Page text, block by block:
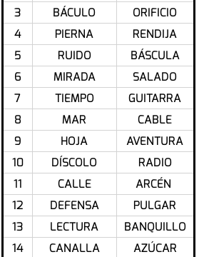
3
BÁCULO
ORIFICIO
4
PIERNA
RENDIJA
5
RUIDO
BÁSCULA
6
MIRADA
SALADO
7
TIEMPO
GUITARRA
8
MAR
CABLE
9
HOJA
AVENTURA
10
DÍSCOLO
RADIO
11
CALLE
ARCÉN
12
DEFENSA
PULGAR
13
LECTURA
BANQUILLO
14
CANALLA
AZÚCAR